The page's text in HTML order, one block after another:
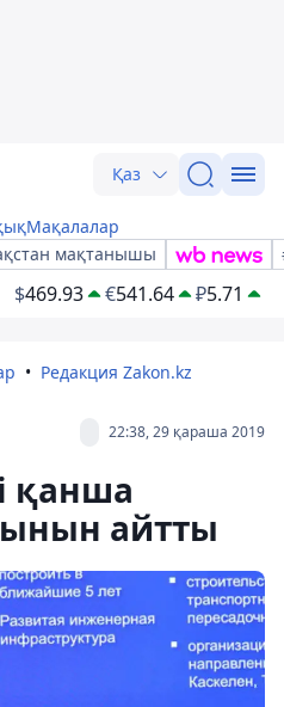
Қаз
Мақалалар
мақтанышы
$469.93 €541.64 ₽5.71
Редакция Zakon.kz
22:38, 29 қараша 2019
қанша
айтты